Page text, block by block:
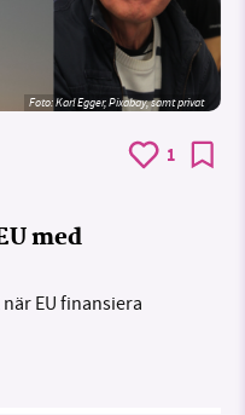
Foto:Karl Egger, Pixabay, samt privat
1
med
EU finansiera